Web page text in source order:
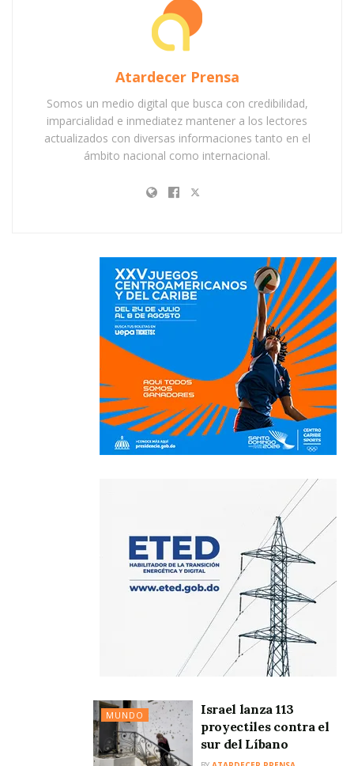
Atardecer Prensa
Somos un medio digital que busca con credibilidad,
imparcialidad e inmediatez mantener a los lectores
actualizados con diversas informaciones tanto en el
ámbito nacional como internacional.
MUNDO
Israel lanza 113
proyectiles contra el
sur del Líbano